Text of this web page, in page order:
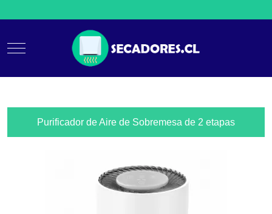
Mobile Menu Toggle
Purificador de Aire de Sobremesa de 2 etapas